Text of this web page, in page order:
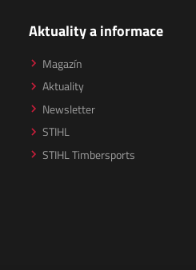
Aktuality a informace
Magazín
Aktuality
Newsletter
STIHL
STIHL Timbersports